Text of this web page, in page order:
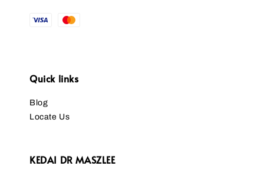
Quick links
Blog
Locate Us
KEDAI DR MASZLEE